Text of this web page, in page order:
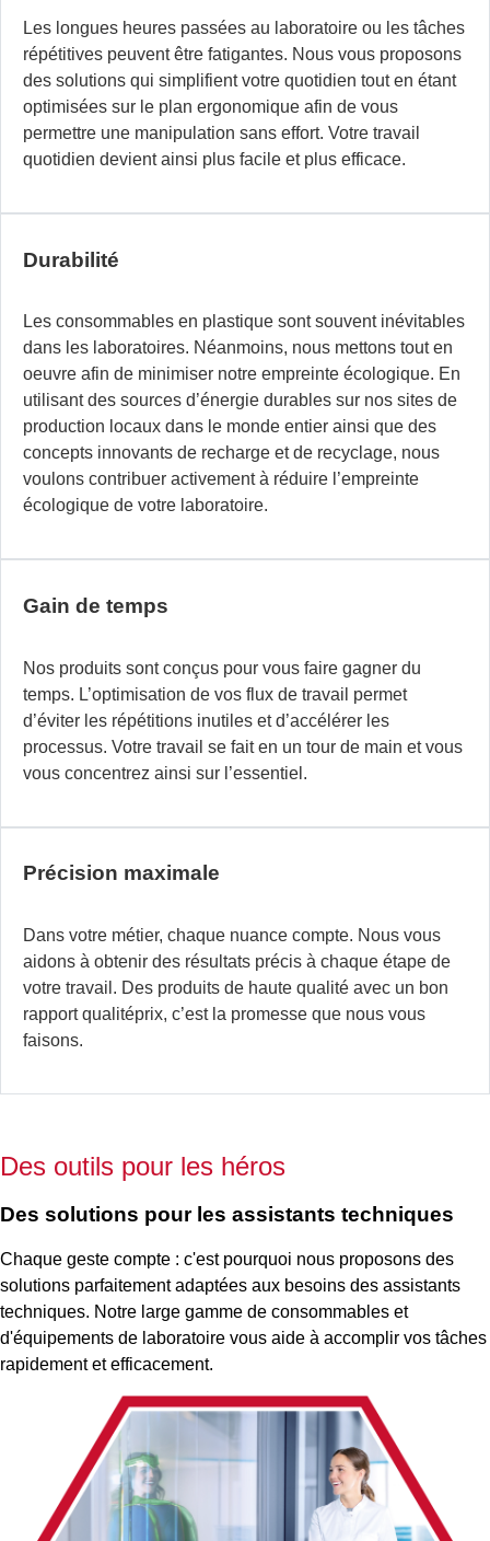
Les longues heures passées au laboratoire ou les tâches
répétitives peuvent être fatigantes. Nous vous proposons
des solutions qui simplifient votre quotidien tout en étant
optimisées sur le plan ergonomique afin de vous
permettre une manipulation sans effort. Votre travail
quotidien devient ainsi plus facile et plus efficace.
Durabilité
Les consommables en plastique sont souvent inévitables
dans les laboratoires. Néanmoins, nous mettons tout en
oeuvre afin de minimiser notre empreinte écologique. En
utilisant des sources d’énergie durables sur nos sites de
production locaux dans le monde entier ainsi que des
concepts innovants de recharge et de recyclage, nous
voulons contribuer activement à réduire l’empreinte
écologique de votre laboratoire.
Gain de temps
Nos produits sont conçus pour vous faire gagner du
temps. L’optimisation de vos flux de travail permet
d’éviter les répétitions inutiles et d’accélérer les
processus. Votre travail se fait en un tour de main et vous
vous concentrez ainsi sur l’essentiel.
Précision maximale
Dans votre métier, chaque nuance compte. Nous vous
aidons à obtenir des résultats précis à chaque étape de
votre travail. Des produits de haute qualité avec un bon
rapport qualitéprix, c’est la promesse que nous vous
faisons.
Des outils pour les héros
Des solutions pour les assistants techniques
Chaque geste compte : c'est pourquoi nous proposons des
solutions parfaitement adaptées aux besoins des assistants
techniques. Notre large gamme de consommables et
d'équipements de laboratoire vous aide à accomplir vos tâches
rapidement et efficacement.